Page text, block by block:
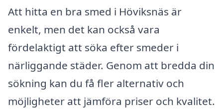
Att hitta en bra smed i Höviksnäs är
enkelt, men det kan också vara
fördelaktigt att söka efter smeder i
närliggande städer. Genom att bredda din
sökning kan du få fler alternativ och
möjligheter att jämföra priser och kvalitet.